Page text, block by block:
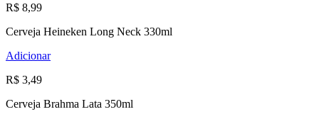
R$ 8,99
Cerveja Heineken Long Neck 330ml
Adicionar
R$ 3,49
Cerveja Brahma Lata 350ml